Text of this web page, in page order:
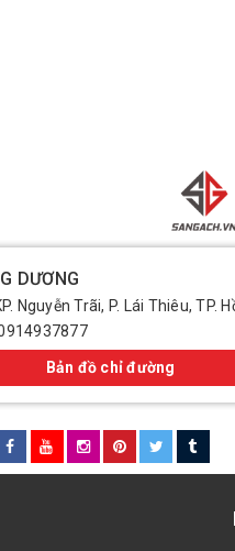
DƯƠNG
Nguyễn Trãi, P. Lái Thiêu, TP.
Bản đồ chỉ đường